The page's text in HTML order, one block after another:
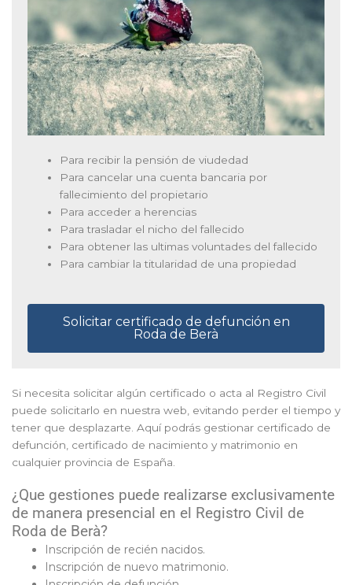
Para recibir la pensión de viudedad
Para cancelar una cuenta bancaria por
fallecimiento del propietario
Para acceder a herencias
Para trasladar el nicho del fallecido
Para obtener las ultimas voluntades del fallecido
Para cambiar la titularidad de una propiedad
Solicitar certificado de defunción en
Roda de Berà
Si necesita solicitar algún certificado o acta al Registro Civil
puede solicitarlo en nuestra web, evitando perder el tiempo y
tener que desplazarte. Aquí podrás gestionar certificado de
defunción, certificado de nacimiento y matrimonio en
cualquier provincia de España.
¿Que gestiones puede realizarse exclusivamente
de manera presencial en el Registro Civil de
Roda de Berà?
Inscripción de recién nacidos.
Inscripción de nuevo matrimonio.